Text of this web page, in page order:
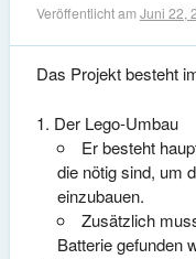
Veröffentlicht amJuni 22,
Das Projekt besteht
Der Lego-Umbau
Er besteht
die nötig sind, um
einzubauen.
Zusätzlich
Batterie gefunden